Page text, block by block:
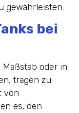
gewährleisten.
bei
oder in
tragen zu
von
es, den